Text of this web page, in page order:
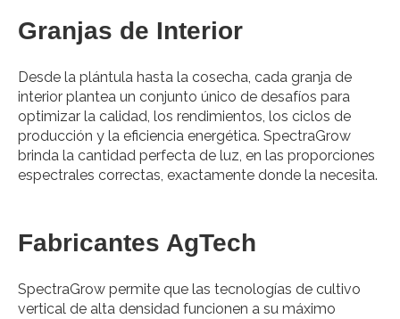
Granjas de Interior
Desde la plántula hasta la cosecha, cada granja de
interior plantea un conjunto único de desafíos para
optimizar la calidad, los rendimientos, los ciclos de
producción y la eficiencia energética. SpectraGrow
brinda la cantidad perfecta de luz, en las proporciones
espectrales correctas, exactamente donde la necesita.
Fabricantes AgTech
SpectraGrow permite que las tecnologías de cultivo
vertical de alta densidad funcionen a su máximo